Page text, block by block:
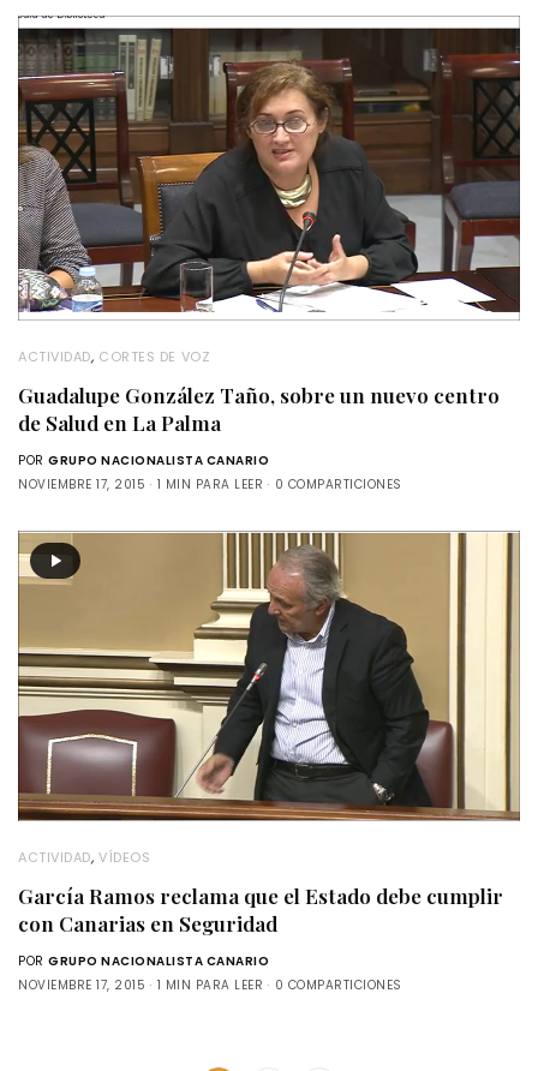
ACTIVIDAD, CORTES DE VOZ
Guadalupe González Taño, sobre un nuevo centro
de Salud en La Palma
POR GRUPO NACIONALISTA CANARIO
NOVIEMBRE 17, 2015
1 MIN PARA LEER 0 COMPARTICIONES
ACTIVIDAD,VÍDEOS
García Ramos reclama que el Estado debe cumplir
con Canarias en Seguridad
POR GRUPO NACIONALISTA CANARIO
NOVIEMBRE 17, 2015
1 MIN PARA LEER 0 COMPARTICIONES